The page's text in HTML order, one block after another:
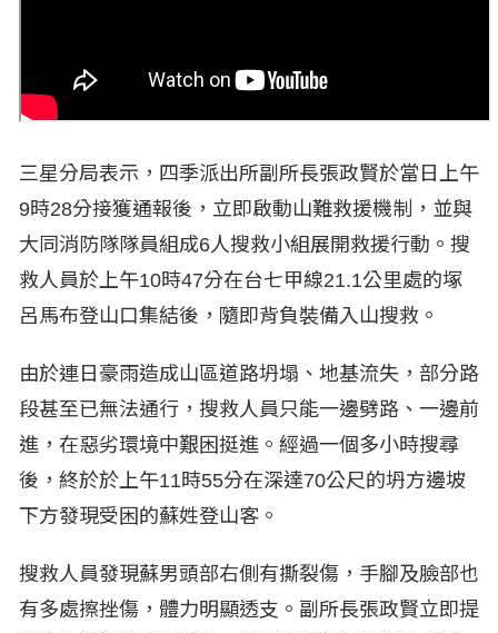
三星分局表示，四季派出所副所長張政賢於當日上午
9時28分接獲通報後，立即啟動山難救援機制，並與
大同消防隊隊員組成6人搜救小組展開救援行動。搜
救人員於上午10時47分在台七甲線21.1公里處的塚
呂馬布登山口集結後，隨即背負裝備入山搜救。
由於連日豪雨造成山區道路坍塌、地基流失，部分路
段甚至已無法通行，搜救人員只能一邊劈路、一邊前
進，在惡劣環境中艱困挺進。經過一個多小時搜尋
後，終於於上午11時55分在深達70公尺的坍方邊坡
下方發現受困的蘇姓登山客。
搜救人員發現蘇男頭部右側有撕裂傷，手腳及臉部也
有多處擦挫傷，體力明顯透支。副所長張政賢立即提